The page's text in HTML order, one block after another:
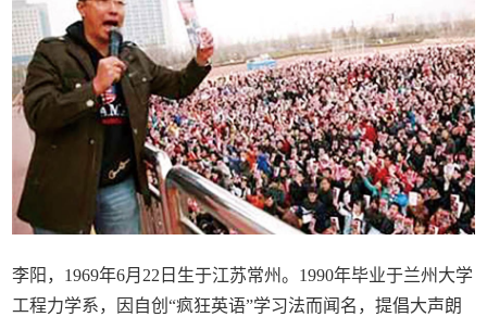
李阳，1969年6月22日生于江苏常州。1990年毕业于兰州大学
工程力学系，因自创“疯狂英语”学习法而闻名，提倡大声朗